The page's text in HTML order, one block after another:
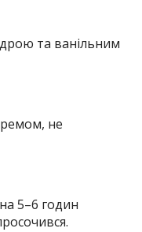
та ванільним
не
5–6 годин